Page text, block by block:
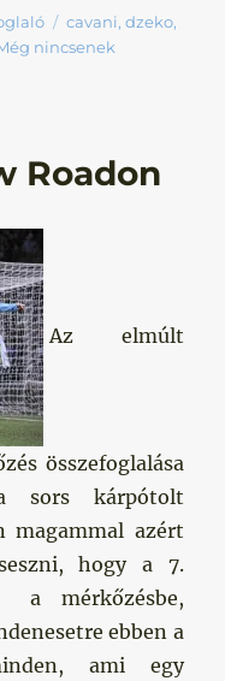
Címke
cavani,dzeko,
nincsenek
Roadon
Az elmúlt
összefoglalása
sors kárpótolt
magammal azért
hogy a 7.
a mérkőzésbe,
ebben a
ami egy